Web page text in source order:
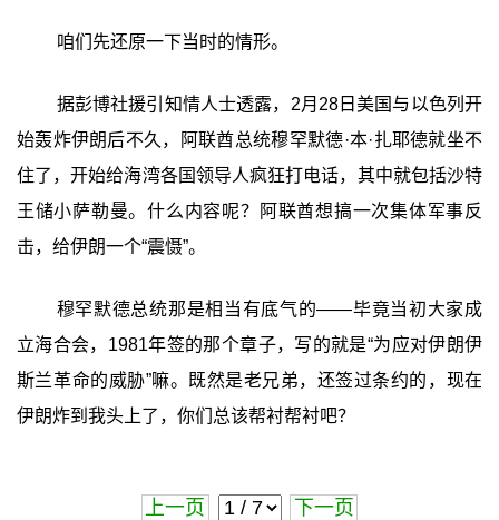
咱们先还原一下当时的情形。
据彭博社援引知情人士透露，2月28日美国与以色列开
始轰炸伊朗后不久，阿联酋总统穆罕默德·本·扎耶德就坐不
住了，开始给海湾各国领导人疯狂打电话，其中就包括沙特
王储小萨勒曼。什么内容呢？阿联酋想搞一次集体军事反
击，给伊朗一个“震慑”。
穆罕默德总统那是相当有底气的——毕竟当初大家成
立海合会，1981年签的那个章子，写的就是“为应对伊朗伊
斯兰革命的威胁”嘛。既然是老兄弟，还签过条约的，现在
伊朗炸到我头上了，你们总该帮衬帮衬吧？
上一页 下一页